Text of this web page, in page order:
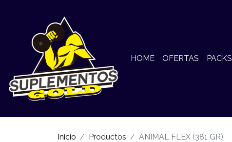
HOME OFERTAS PACKS
Inicio Productos ANIMAL FLEX (381 GR)